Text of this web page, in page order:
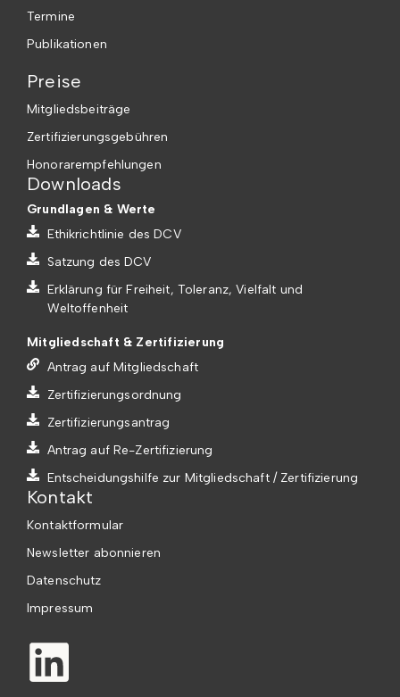
Termine
Publikationen
Preise
Mitgliedsbeiträge
Zertifizierungsgebühren
Honorarempfehlungen
Downloads
Grundlagen & Werte
Ethikrichtlinie des DCV
Satzung des DCV
Erklärung für Freiheit, Toleranz, Vielfalt und
Weltoffenheit
Mitgliedschaft & Zertifizierung
Antrag auf Mitgliedschaft
Zertifizierungsordnung
Zertifizierungsantrag
Antrag auf Re-Zertifizierung
Entscheidungshilfe zur Mitgliedschaft / Zertifizierung
Kontakt
Kontaktformular
Newsletter abonnieren
Datenschutz
Impressum